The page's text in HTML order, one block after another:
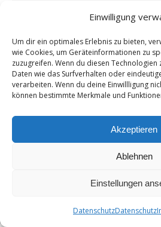
Einwilligung
Um dir ein optimales Erlebnis zu bieten,
wie Cookies, um Geräteinformationen zu
zuzugreifen. Wenn du diesen
Daten wie das Surfverhalten oder
verarbeiten. Wenn du deine Einwillligung
können bestimmte Merkmale und
Akzeptieren
Ablehnen
Einstellungen
DatenschutzDatenschutz
„Sechs Stunden Nachhilfe
Denken?“ – Danke, ich
mündig.
Allgemein,Gastbeiträge Vonadmin
27 Kommentare
Per­sön­li­che Stel­lung­nah­me
am 22. Janu­ar 2026
kel, ver­fasst von Clio Sai­ler,
wei­ten Tei­len mit mir, mei­ner…